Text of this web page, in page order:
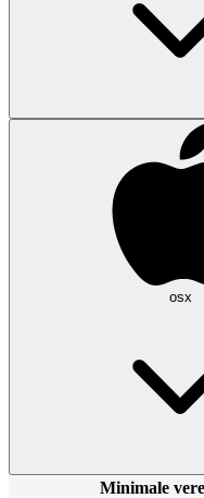
osx
Minimale